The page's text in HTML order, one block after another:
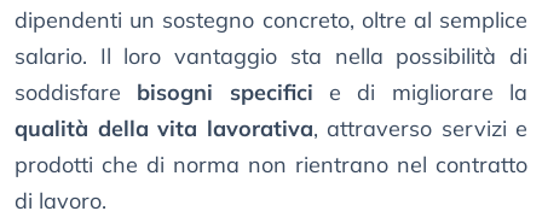
dipendenti un sostegno concreto, oltre al semplice
salario. Il loro vantaggio sta nella possibilità di
soddisfare bisogni specifici e di migliorare la
qualità della vita lavorativa, attraverso servizi e
prodotti che di norma non rientrano nel contratto
di lavoro.